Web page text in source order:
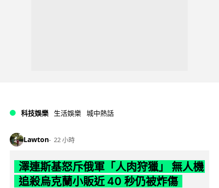
科技娛樂 生活娛樂 城中熱話
Lawton 22 小時
澤連斯基怒斥俄軍「人肉狩獵」 無人機
追殺烏克蘭小販近 40 秒仍被炸傷